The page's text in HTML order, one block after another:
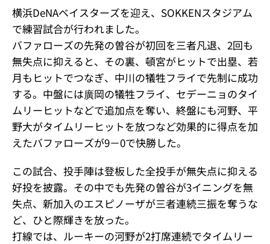
横浜DeNAベイスターズを迎え、SOKKENスタジアム
で練習試合が行われました。
バファローズの先発の曽谷が初回を三者凡退、2回も
無失点に抑えると、その裏、頓宮がヒットで出塁、若
月もヒットでつなぎ、中川の犠牲フライで先制に成功
する。中盤には廣岡の犠牲フライ、セデーニョのタイ
ムリーヒットなどで追加点を奪い、終盤にも河野、平
野大がタイムリーヒットを放つなど効果的に得点を加
えたバファローズが9－0で快勝した。
この試合、投手陣は登板した全投手が無失点に抑える
好投を披露。その中でも先発の曽谷が3イニングを無
失点、新加入のエスピノーザが三者連続三振を奪うな
ど、ひと際輝きを放った。
打線では、ルーキーの河野が2打席連続でタイムリー